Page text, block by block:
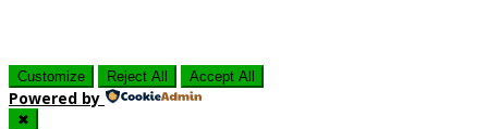
Customize Reject All Accept All
Powered by
✖